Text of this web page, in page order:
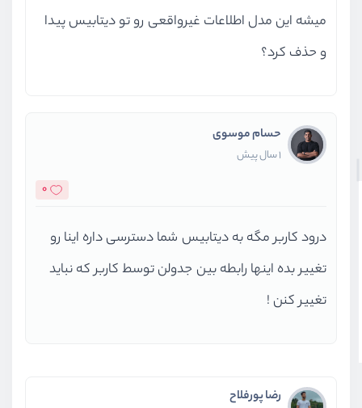
میشه این مدل اطلاعات غیرواقعی رو تو دیتابیس پیدا
و حذف کرد؟
حسام موسوی
1 سال پیش
0
درود کاربر مگه به دیتابیس شما دسترسی داره اینا رو
تغییر بده اینها رابطه بین جدولن توسط کاربر که نباید
تغییر کنن !
رضا پورفلاح